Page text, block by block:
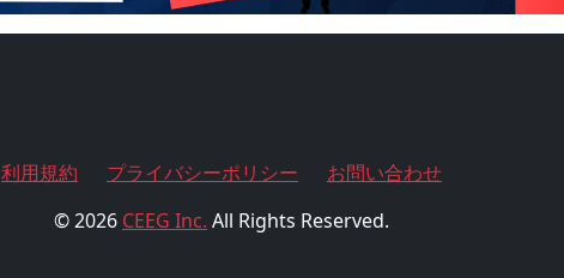
利用規約 プライバシーポリシー
お問い合わせ
© 2026 CEEG Inc. All Rights Reserved.